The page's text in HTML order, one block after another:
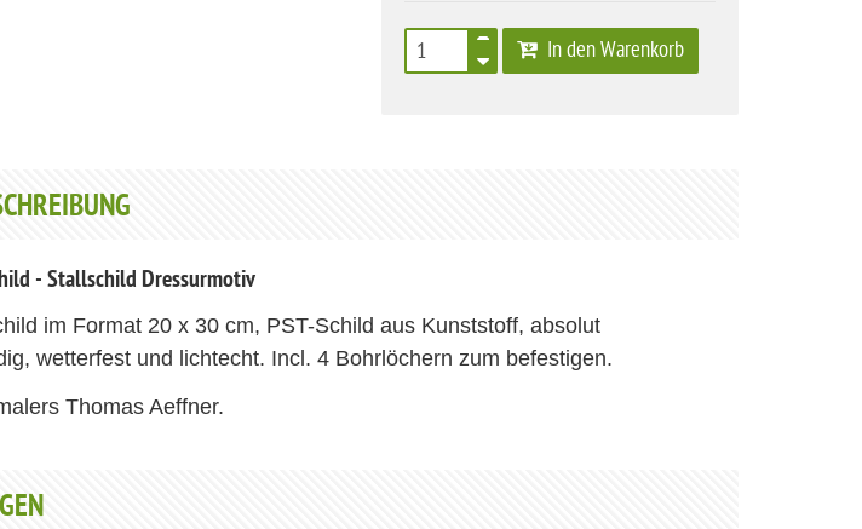
In den Warenkorb
- Stallschild Dressurmotiv
im Format 20 x 30 cm, PST-Schild aus Kunststoff, absolut
wetterfest und lichtecht. Incl. 4 Bohrlöchern zum befestigen.
Thomas Aeffner.